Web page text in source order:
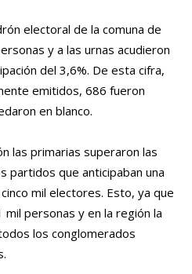
electoral de la comuna de
y a las urnas acudieron
del 3,6%. De esta cifra,
emitidos, 686 fueron
en blanco.
las primarias superaron las
partidos que anticipaban una
mil electores. Esto, ya que
personas y en la región la
los conglomerados